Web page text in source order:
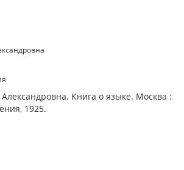
Книга о языке. Москва :
1925.